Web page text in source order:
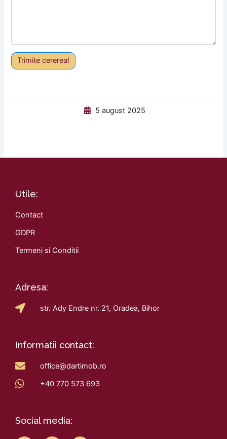
Trimite cererea!
5 august 2025
Utile:
Contact
GDPR
Termeni si Conditii
Adresa:
str. Ady Endre nr. 21, Oradea, Bihor
Informatii contact:
office@dartimob.ro
+40 770 573 693
Social media: